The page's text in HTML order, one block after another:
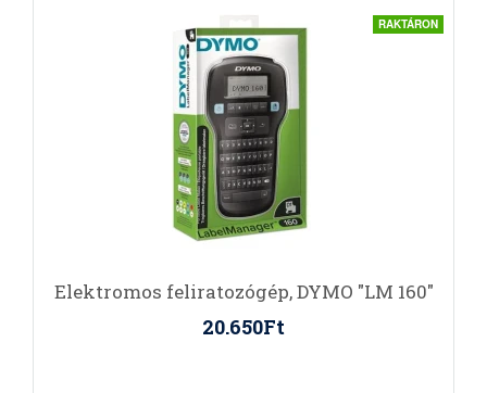
RAKTÁRON
Elektromos feliratozógép, DYMO "LM 160"
20.650Ft